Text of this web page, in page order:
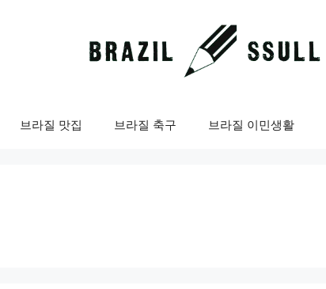
브라질 맛집 브라질 축구 브라질 이민생활